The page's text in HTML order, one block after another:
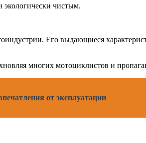
экологически чистым.
Его выдающиеся
многих мотоциклистов и
от эксплуатации